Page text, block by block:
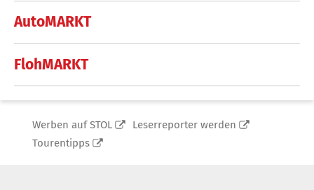
AutoMARKT
FlohMARKT
Werben auf STOL
Leserreporter werden
Tourentipps